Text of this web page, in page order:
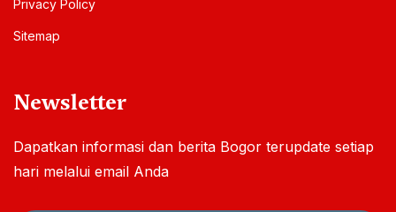
Privacy Policy
Sitemap
Newsletter
Dapatkan informasi dan berita Bogor terupdate setiap
hari melalui email Anda